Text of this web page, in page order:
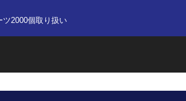
ツ2000個取り扱い